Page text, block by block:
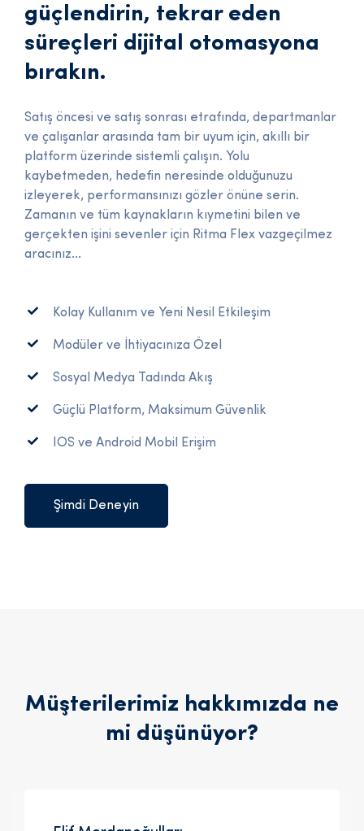
güçlendirin, tekrar eden
süreçleri dijital otomasyona
bırakın.
Satış öncesi ve satış sonrası etrafında, departmanlar
ve çalışanlar arasında tam bir uyum için, akıllı bir
platform üzerinde sistemli çalışın. Yolu
kaybetmeden, hedefin neresinde olduğunuzu
izleyerek, performansınızı gözler önüne serin.
Zamanın ve tüm kaynakların kıymetini bilen ve
gerçekten işini sevenler için Ritma Flex vazgeçilmez
aracınız...
Kolay Kullanım ve Yeni Nesil Etkileşim
Modüler ve İhtiyacınıza Özel
Sosyal Medya Tadında Akış
Güçlü Platform, Maksimum Güvenlik
IOS ve Android Mobil Erişim
Şimdi Deneyin
Müşterilerimiz hakkımızda ne
mi düşünüyor?